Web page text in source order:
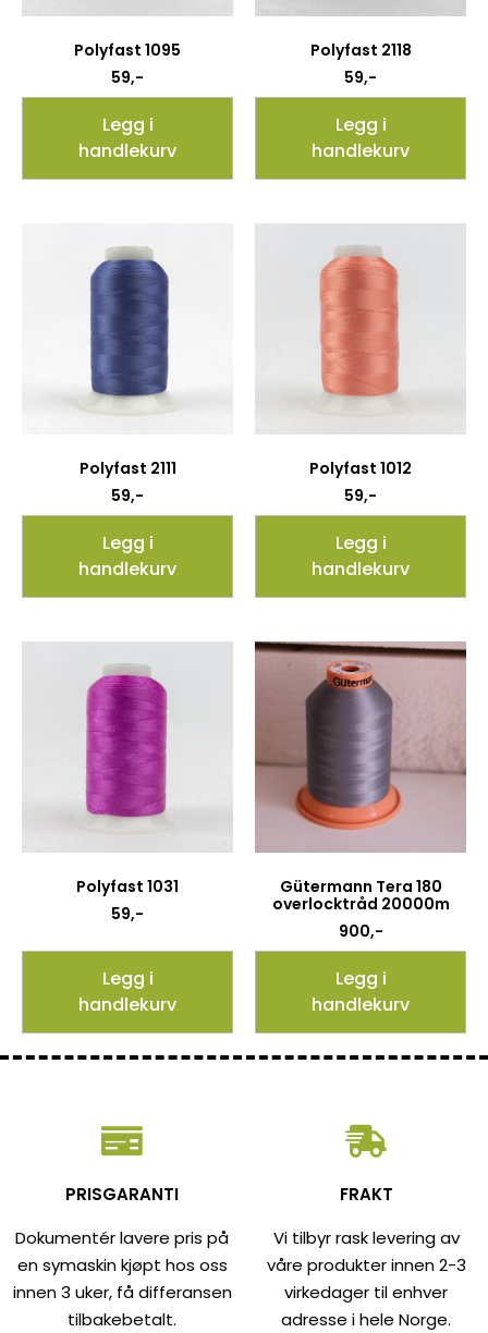
Polyfast 1095
59,-
Legg i
handlekurv
Polyfast 2118
59,-
Legg i
handlekurv
Polyfast 2111
59,-
Legg i
handlekurv
Polyfast 1012
59,-
Legg i
handlekurv
Polyfast 1031
59,-
Legg i
handlekurv
Gütermann Tera 180
overlocktråd 20000m
900,-
Legg i
handlekurv
PRISGARANTI
Dokumentér lavere pris på
en symaskin kjøpt hos oss
innen 3 uker, få differansen
tilbakebetalt.
FRAKT
Vi tilbyr rask levering av
våre produkter innen 2-3
virkedager til enhver
adresse i hele Norge.